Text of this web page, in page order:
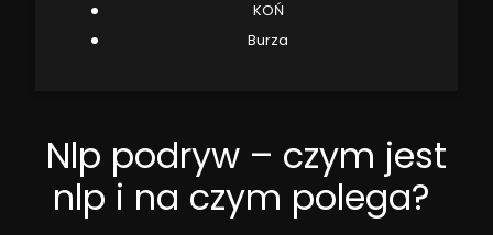
KOŃ
Burza
Nlp podryw – czym jest
nlp i na czym polega?